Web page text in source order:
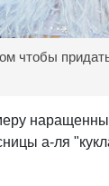
чтобы
а-ля